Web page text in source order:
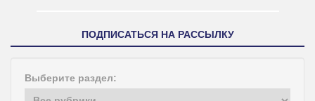
ПОДПИСАТЬСЯ НА РАССЫЛКУ
Выберите раздел: